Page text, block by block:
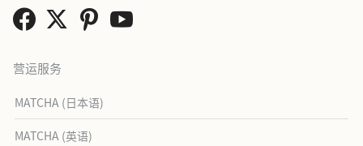
营运服务
MATCHA (日本语)
MATCHA (英语)